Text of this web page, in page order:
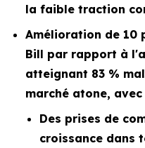
la faible traction
Amélioration de 10
Bill par rapport à
atteignant 83 %
marché atone, avec
Des prises de
croissance dans